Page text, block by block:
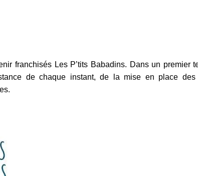
franchisés Les P’tits Babadins. Dans un premier
de chaque instant, de la mise en place des